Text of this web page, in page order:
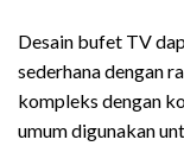
Desain bufet TV
sederhana dengan
kompleks dengan
umum digunakan